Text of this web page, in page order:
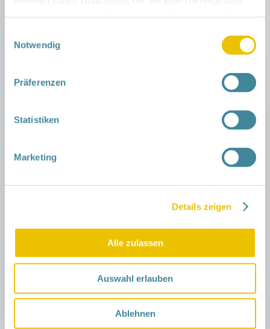
Notwendig
Präferenzen
Statistiken
Marketing
Details zeigen
Alle zulassen
Auswahl erlauben
Ablehnen
RNGK-SPN, Am Klinikum 30, 03099 Kolkwitz
Schnuppervormittag für Familien
mehr »
16:00 | Forst
interessierte Ehrenamtliche
NGK SPN Forst, Berliner Str. 9, 03149 Forstmehr
2. September 2026 |10:00 – 12:00